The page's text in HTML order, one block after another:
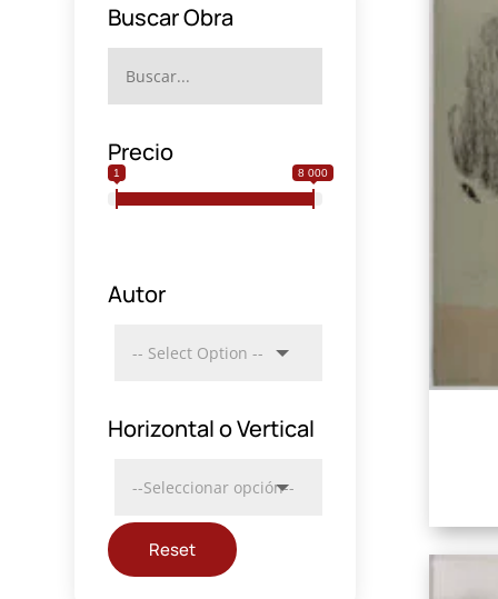
Buscar Obra
Precio
1 8 000
Autor
Horizontal o Vertical
Reset